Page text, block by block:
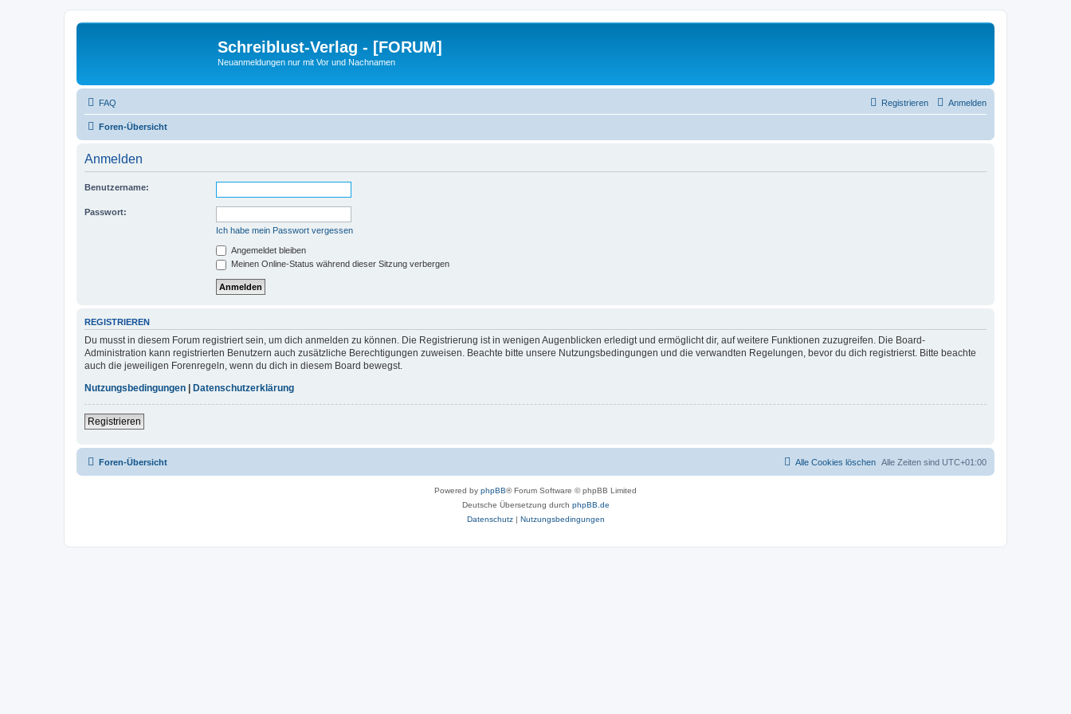
Schreiblust-Verlag - [FORUM]
Neuanmeldungen nur mit Vor und Nachnamen
FAQ Anmelden
Registrieren
Foren-Übersicht
Anmelden
Benutzername:
Passwort:
Ich habe mein Passwort vergessen
Angemeldet bleiben
Meinen Online-Status während dieser Sitzung verbergen
REGISTRIEREN
Du musst in diesem Forum registriert sein, um dich anmelden zu können. Die Registrierung ist in wenigen Augenblicken erledigt und ermöglicht dir, auf weitere Funktionen zuzugreifen. Die Board-
Administration kann registrierten Benutzern auch zusätzliche Berechtigungen zuweisen. Beachte bitte unsere Nutzungsbedingungen und die verwandten Regelungen, bevor du dich registrierst. Bitte beachte
auch die jeweiligen Forenregeln, wenn du dich in diesem Board bewegst.
Nutzungsbedingungen
Datenschutzerklärung
Registrieren
Foren-Übersicht Alle Zeiten sind UTC+01:00
Alle Cookies löschen
Powered by phpBB® Forum Software © phpBB Limited
Deutsche Übersetzung durch phpBB.de
Datenschutz| Nutzungsbedingungen